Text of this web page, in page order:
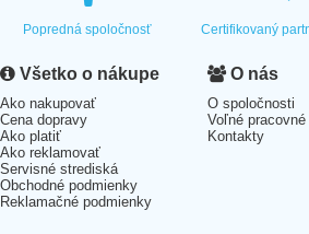
Popredná spoločnosť Certifikovaný
Všetko o nákupe
Ako nakupovať
Cena dopravy
Ako platiť
Ako reklamovať
Servisné strediská
Obchodné podmienky
Reklamačné podmienky
O nás
O spoločnosti
Voľné
Kontakty